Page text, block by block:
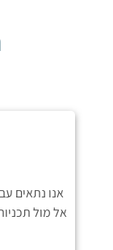
אנו נתאים
אל מול